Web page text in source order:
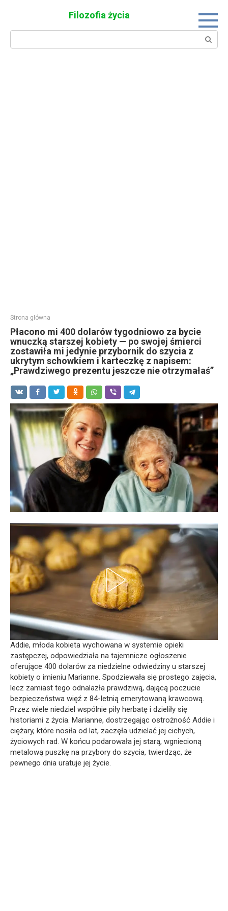
Filozofia życia
Search:
Strona główna
Płacono mi 400 dolarów tygodniowo za bycie
wnuczką starszej kobiety — po swojej śmierci
zostawiła mi jedynie przybornik do szycia z
ukrytym schowkiem i karteczkę z napisem:
„Prawdziwego prezentu jeszcze nie otrzymałaś”
Addie, młoda kobieta wychowana w systemie opieki
zastępczej, odpowiedziała na tajemnicze ogłoszenie
oferujące 400 dolarów za niedzielne odwiedziny u starszej
kobiety o imieniu Marianne. Spodziewała się prostego zajęcia,
lecz zamiast tego odnalazła prawdziwą, dającą poczucie
bezpieczeństwa więź z 84-letnią emerytowaną krawcową.
Przez wiele niedziel wspólnie piły herbatę i dzieliły się
historiami z życia. Marianne, dostrzegając ostrożność Addie i
ciężary, które nosiła od lat, zaczęła udzielać jej cichych,
życiowych rad. W końcu podarowała jej starą, wgniecioną
metalową puszkę na przybory do szycia, twierdząc, że
pewnego dnia uratuje jej życie.